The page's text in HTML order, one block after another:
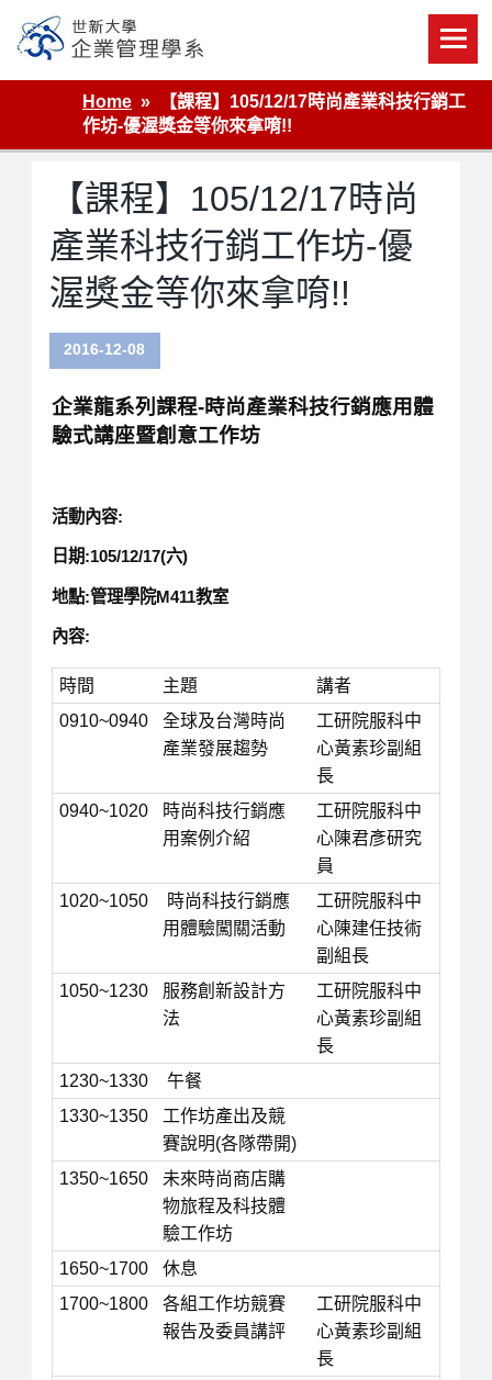
content
世新大學企業管理學系
Home
【課程】105/12/17時尚產業科技行銷工
作坊-優渥獎金等你來拿唷!!
【課程】105/12/17時尚
產業科技行銷工作坊-優
渥獎金等你來拿唷!!
2016-12-08
企業龍系列課程-時尚產業科技行銷應用體
驗式講座暨創意工作坊
活動內容:
日期:105/12/17(六)
地點:管理學院M411教室
內容:
時間 主題
講者
0910~0940
全球及台灣時尚
產業發展趨勢
工研院服科中
心黃素珍副組
長
0940~1020
時尚科技行銷應
用案例介紹
工研院服科中
心陳君彥研究
員
1020~1050
時尚科技行銷應
用體驗闖關活動
工研院服科中
心陳建任技術
副組長
1050~1230
服務創新設計方
法
工研院服科中
心黃素珍副組
長
1230~1330
午餐
1330~1350
工作坊產出及競
賽說明(各隊帶開)
1350~1650
未來時尚商店購
物旅程及科技體
驗工作坊
1650~1700
休息
1700~1800
各組工作坊競賽
報告及委員講評
工研院服科中
心黃素珍副組
長